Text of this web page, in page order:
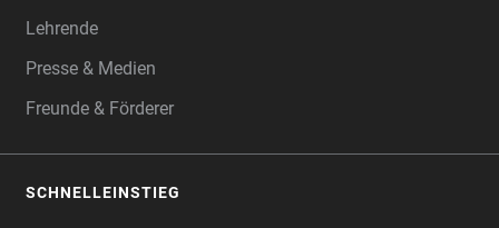
Lehrende
Presse & Medien
Freunde & Förderer
SCHNELLEINSTIEG